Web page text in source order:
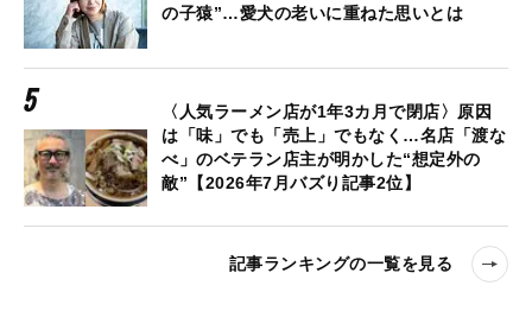
の子猿”…愛犬の老いに重ねた思いとは
〈人気ラーメン店が1年3カ月で閉店〉原因
は「味」でも「売上」でもなく…名店「渡な
べ」のベテラン店主が明かした“想定外の
敵”【2026年7月バズり記事2位】
記事ランキングの一覧を見る